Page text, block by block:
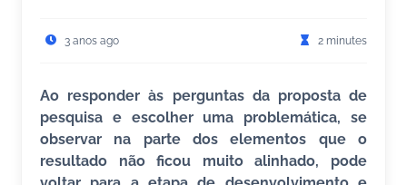
3 anos ago 2 minutes
Ao responder às perguntas da proposta de
pesquisa e escolher uma problemática, se
observar na parte dos elementos que o
resultado não ficou muito alinhado, pode